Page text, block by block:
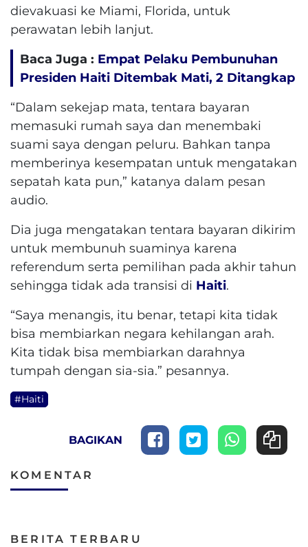
dievakuasi ke Miami, Florida, untuk
perawatan lebih lanjut.
Baca Juga : Empat Pelaku Pembunuhan
Presiden Haiti Ditembak Mati, 2 Ditangkap
“Dalam sekejap mata, tentara bayaran
memasuki rumah saya dan menembaki
suami saya dengan peluru. Bahkan tanpa
memberinya kesempatan untuk mengatakan
sepatah kata pun,” katanya dalam pesan
audio.
Dia juga mengatakan tentara bayaran dikirim
untuk membunuh suaminya karena
referendum serta pemilihan pada akhir tahun
sehingga tidak ada transisi di Haiti.
“Saya menangis, itu benar, tetapi kita tidak
bisa membiarkan negara kehilangan arah.
Kita tidak bisa membiarkan darahnya
tumpah dengan sia-sia.” pesannya.
#Haiti
BAGIKAN
KOMENTAR
BERITA TERBARU